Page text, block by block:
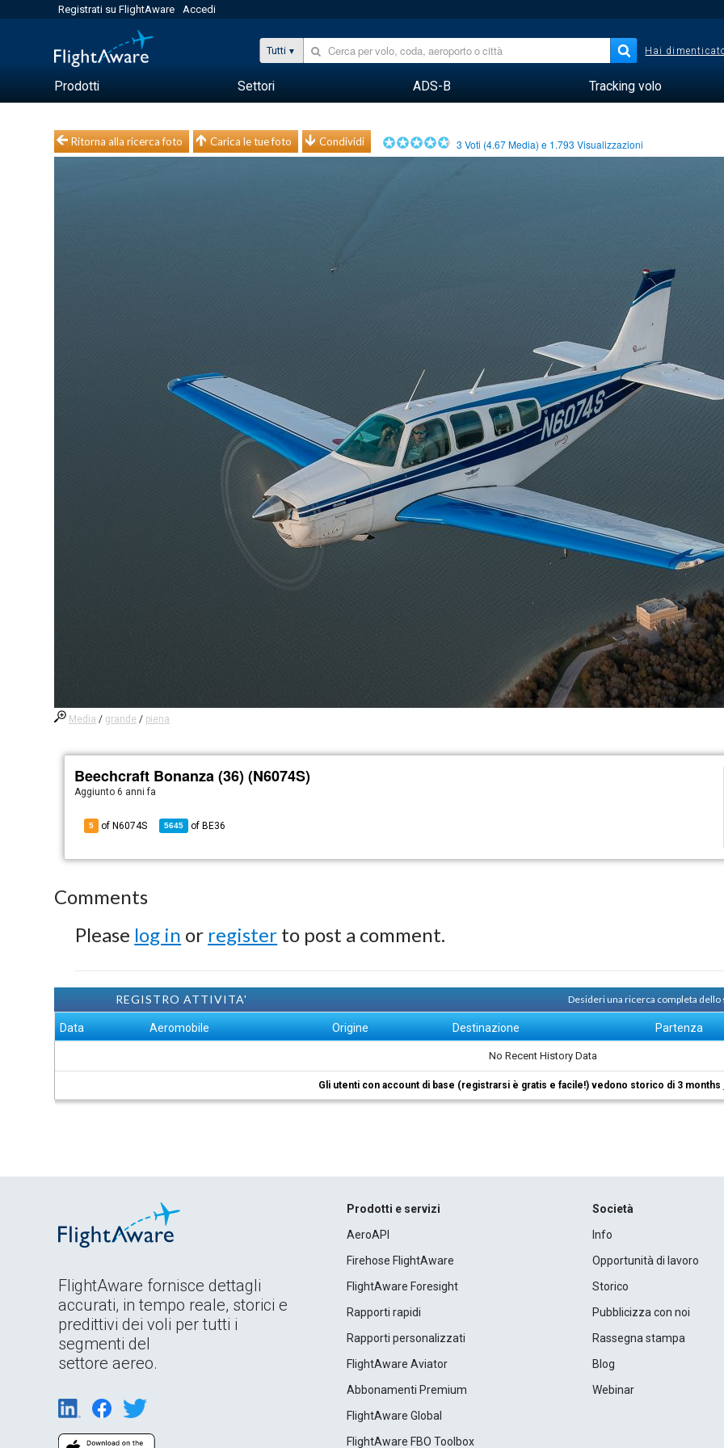
Registrati su FlightAware Accedi
Tutti Hai
Prodotti Settori ADS-B Tracking volo
Ritorna alla ricerca foto Carica le tue foto Condividi 3 Voti (4.67Media) e 1.793 Visualizzazioni
Media / grande / piena
Beechcraft Bonanza (36) (N6074S)
Aggiunto6 anni fa
5 of N6074S 5645 of BE36
Comments
Please log in or register to post a comment.
REGISTRO ATTIVITA' Desideri una ricerca completa
Data Aeromobile Origine Destinazione Partenza
No Recent History Data
Gli utenti con account di base (registrarsi è gratis e facile!) vedono storico di 3 months
FlightAware fornisce dettagli
accurati, in tempo reale, storici e
predittivi dei voli per tutti i
segmenti del
settore aereo.
Prodotti e servizi
AeroAPI
Firehose FlightAware
FlightAware Foresight
Rapporti rapidi
Rapporti personalizzati
FlightAware Aviator
Abbonamenti Premium
FlightAware Global
FlightAware FBO Toolbox
Società
Info
Opportunità di lavoro
Storico
Pubblicizza con noi
Rassegna stampa
Blog
Webinar